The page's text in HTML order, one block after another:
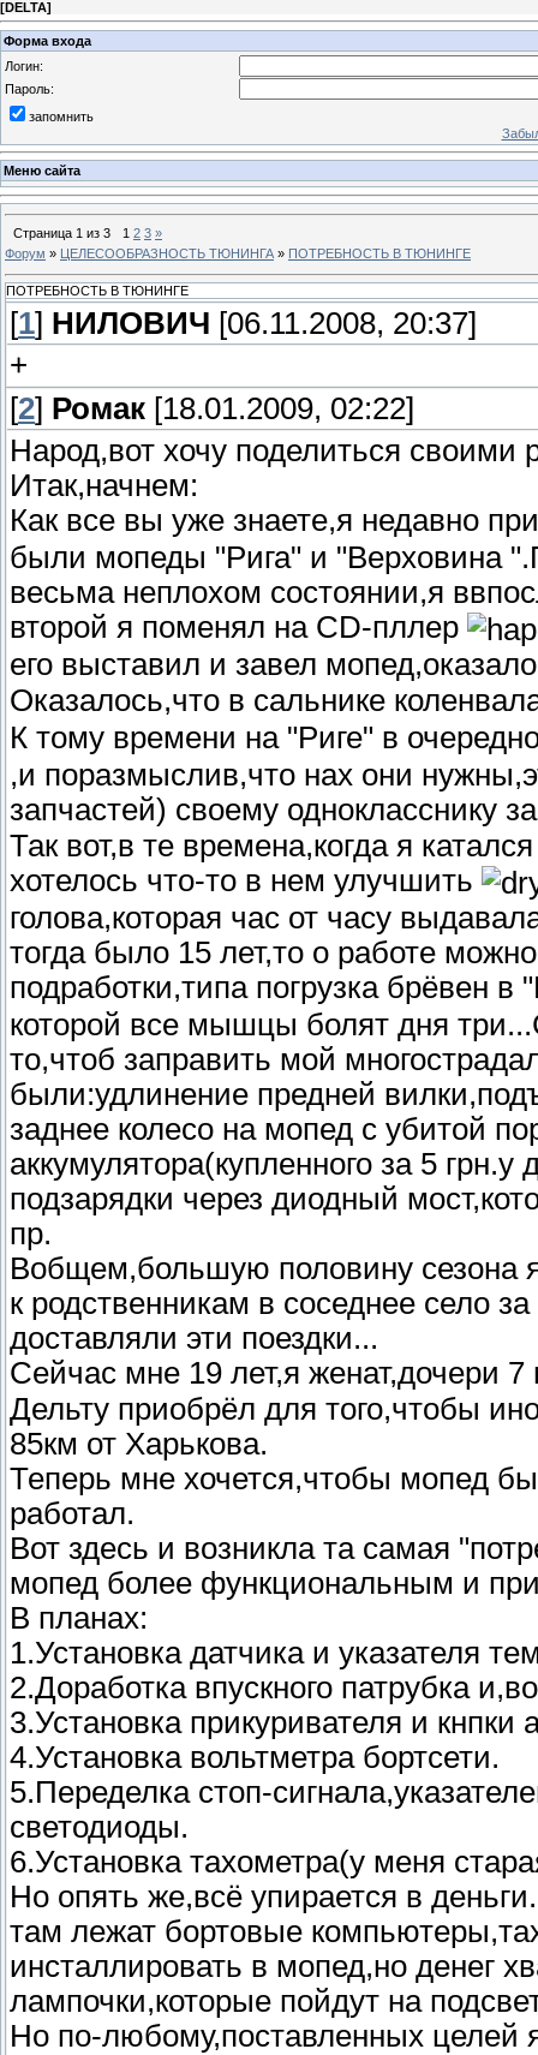
[DELTA]
Форма входа
Логин:
Пароль:
запомнить
Меню сайта
Страница 1 из 3 1 2 3 »
Форум » ЦЕЛЕСООБРАЗНОСТЬ ТЮНИНГА » ПОТРЕБНОСТЬ В ТЮНИНГЕ
ПОТРЕБНОСТЬ В ТЮНИНГЕ
[1] НИЛОВИЧ [06.11.2008, 20:37]
+
[2] Ромак [18.01.2009, 02:22]
Народ,вот хочу поделиться своими
Итак,начнем:
Как все вы уже знаете,я недавно
были мопеды "Рига" и "Верховина
весьма неплохом состоянии,я
второй я поменял на CD-пллер
его выставил и завел
Оказалось,что в сальнике
К тому времени на "Риге" в
,и поразмыслив,что нах они
запчастей) своему однокласснику
Так вот,в те времена,когда я
хотелось что-то в нем улучшить
голова,которая час от часу
тогда было 15 лет,то о работе
подработки,типа погрузка брёвен в
которой все мышцы болят дня
то,чтоб заправить мой
были:удлинение предней
заднее колесо на мопед с убитой
аккумулятора(купленного за 5
подзарядки через диодный
пр.
Вобщем,большую половину сезона
к родственникам в соседнее село
доставляли эти поездки...
Сейчас мне 19 лет,я женат,дочери
Дельту приобрёл для того,чтобы
85км от Харькова.
Теперь мне хочется,чтобы мопед
работал.
Вот здесь и возникла та самая
мопед более функциональным и
В планах:
1.Установка датчика и указателя
2.Доработка впускного патрубка
3.Установка прикуривателя и кнпки
4.Установка вольтметра бортсети.
5.Переделка стоп-
светодиоды.
6.Установка тахометра(у меня
Но опять же,всё упирается в
там лежат бортовые
инсталлировать в мопед,но денег
лампочки,которые пойдут на
Но по-любому,поставленных